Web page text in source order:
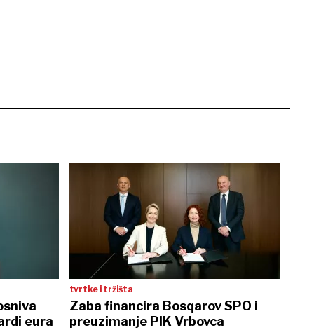
eura
tvrtke i tržišta
Zaba financira Bosqarov SPO i
preuzimanje PIK Vrbovca